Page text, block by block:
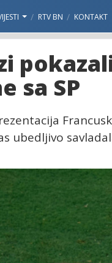
RTV BN KONTAKT
sa SP
ubedljivo